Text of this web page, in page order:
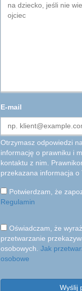
E-mail
Otrzymasz odpowiedzi
informację o prawniku i
kontaktu z nim.
przekazana informacja o
Potwierdzam, że
Regulamin
Oświadczam, że
przetwarzanie
osobowych. Jak
osobowe
Wyślij